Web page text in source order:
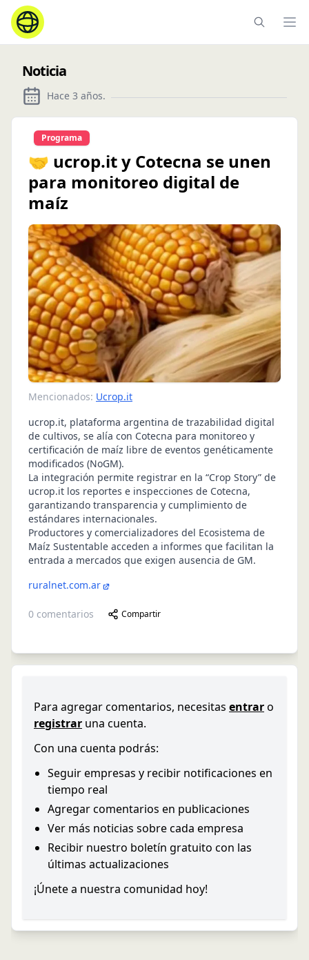
Noticia
Hace 3 años.
Programa
🤝 ucrop.it y Cotecna se unen
para monitoreo digital de
maíz
Mencionados: Ucrop.it
ucrop.it, plataforma argentina de trazabilidad digital
de cultivos, se alía con Cotecna para monitoreo y
certificación de maíz libre de eventos genéticamente
modificados (NoGM).
La integración permite registrar en la “Crop Story” de
ucrop.it los reportes e inspecciones de Cotecna,
garantizando transparencia y cumplimiento de
estándares internacionales.
Productores y comercializadores del Ecosistema de
Maíz Sustentable acceden a informes que facilitan la
entrada a mercados que exigen ausencia de GM.
ruralnet.com.ar
0 comentarios Compartir
Para agregar comentarios, necesitas entraro
registrar una cuenta.
Con una cuenta podrás:
Seguir empresas y recibir notificaciones en
tiempo real
Agregar comentarios en publicaciones
Ver más noticias sobre cada empresa
Recibir nuestro boletín gratuito con las
últimas actualizaciones
¡Únete a nuestra comunidad hoy!